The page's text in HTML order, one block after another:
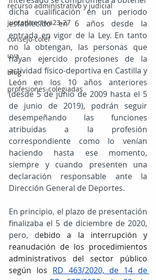
recurso administrativo y judicial
juntadirectiva23-27
consejo-colef
uva
blog
profesiones-colegiadas
dicha cualificación en un periodo
establecido en 6 años desde la
entrada en vigor de la Ley. En tanto
no la obtengan, las personas que
hayan ejercido profesiones de la
actividad físico-deportiva en Castilla y
León en los 10 años anteriores
(desde 5 de junio de 2009 hasta el 5
de junio de 2019), podrán seguir
desempeñando las funciones
atribuidas a la profesión
correspondiente como lo venían
haciendo hasta ese momento,
siempre y cuando presenten una
declaración responsable ante la
Dirección General de Deportes.
En principio, el plazo de presentación
finalizaba el 5 de diciembre de 2020,
pero, debido a la interrupción y
reanudación de los procedimientos
administrativos del sector público
según los RD 463/2020, de 14 de